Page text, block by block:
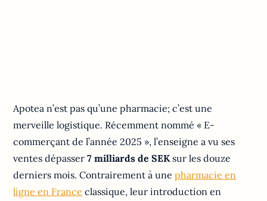
Apotea n’est pas qu’une pharmacie; c’est une
merveille logistique. Récemment nommé « E-
commerçant de l’année 2025 », l’enseigne a vu ses
ventes dépasser7 milliards de SEK sur les douze
derniers mois. Contrairement à unepharmacie en
ligne en France classique, leur introduction en